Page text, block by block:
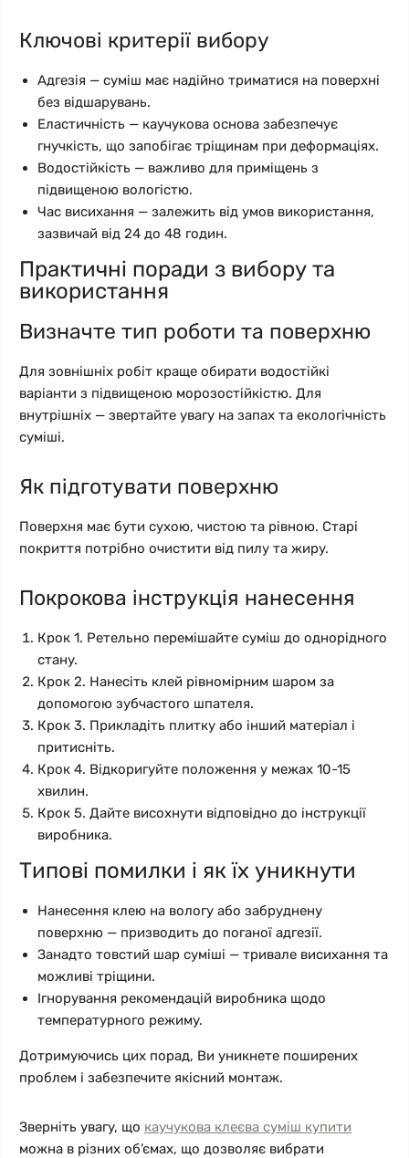
Ключові критерії вибору
Адгезія — суміш має надійно триматися на поверхні
без відшарувань.
Еластичність — каучукова основа забезпечує
гнучкість, що запобігає тріщинам при деформаціях.
Водостійкість — важливо для приміщень з
підвищеною вологістю.
Час висихання — залежить від умов використання,
зазвичай від 24 до 48 годин.
Практичні поради з вибору та
використання
Визначте тип роботи та поверхню
Для зовнішніх робіт краще обирати водостійкі
варіанти з підвищеною морозостійкістю. Для
внутрішніх — звертайте увагу на запах та екологічність
суміші.
Як підготувати поверхню
Поверхня має бути сухою, чистою та рівною. Старі
покриття потрібно очистити від пилу та жиру.
Покрокова інструкція нанесення
Крок 1. Ретельно перемішайте суміш до однорідного
стану.
Крок 2. Нанесіть клей рівномірним шаром за
допомогою зубчастого шпателя.
Крок 3. Прикладіть плитку або інший матеріал і
притисніть.
Крок 4. Відкоригуйте положення у межах 10-15
хвилин.
Крок 5. Дайте висохнути відповідно до інструкції
виробника.
Типові помилки і як їх уникнути
Нанесення клею на вологу або забруднену
поверхню — призводить до поганої адгезії.
Занадто товстий шар суміші — тривале висихання та
можливі тріщини.
Ігнорування рекомендацій виробника щодо
температурного режиму.
Дотримуючись цих порад, Ви уникнете поширених
проблем і забезпечите якісний монтаж.
Зверніть увагу, що каучукова клеєва суміш купити
можна в різних об’ємах, що дозволяє вибрати